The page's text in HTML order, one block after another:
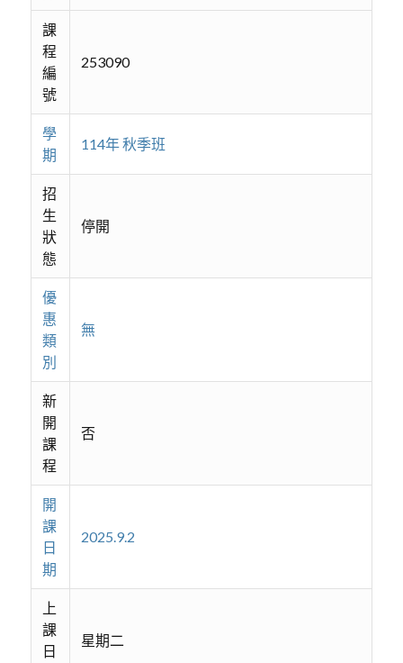
課
程
編
號
253090
學
期
114年 秋季班
招
生
狀
態
停開
優
惠
類
別
無
新
開
課
程
否
開
課
日
期
2025.9.2
上
課
日
星期二